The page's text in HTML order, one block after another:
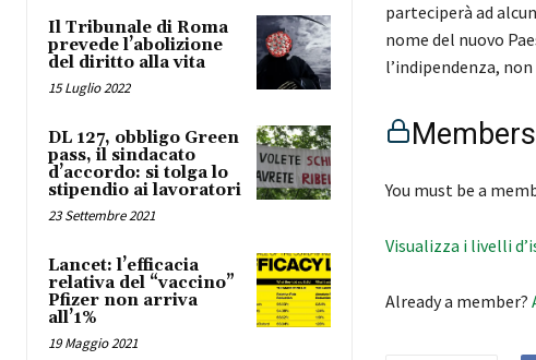
Il Tribunale di Roma
prevede l’abolizione
del diritto alla vita
15 Luglio 2022
DL 127, obbligo Green
pass, il sindacato
d’accordo: si tolga lo
stipendio ai lavoratori
23 Settembre 2021
Lancet: l’efficacia
relativa del “vaccino”
Pfizer non arriva
all’1%
19 Maggio 2021
parteciperà ad
nome del nuovo
l’indipendenza,
You must be a
Visualizza i livelli
Already a member?